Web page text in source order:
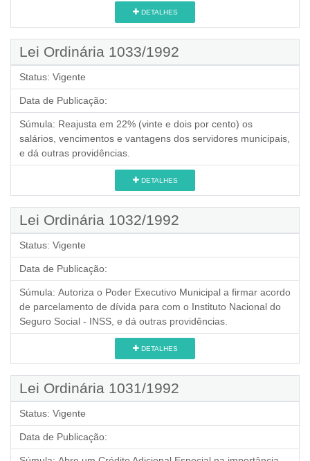
DETALHES
Lei Ordinária 1033/1992
Status: Vigente
Data de Publicação:
Súmula: Reajusta em 22% (vinte e dois por cento) os
salários, vencimentos e vantagens dos servidores municipais,
e dá outras providências.
DETALHES
Lei Ordinária 1032/1992
Status: Vigente
Data de Publicação:
Súmula: Autoriza o Poder Executivo Municipal a firmar acordo
de parcelamento de dívida para com o Instituto Nacional do
Seguro Social - INSS, e dá outras providências.
DETALHES
Lei Ordinária 1031/1992
Status: Vigente
Data de Publicação: